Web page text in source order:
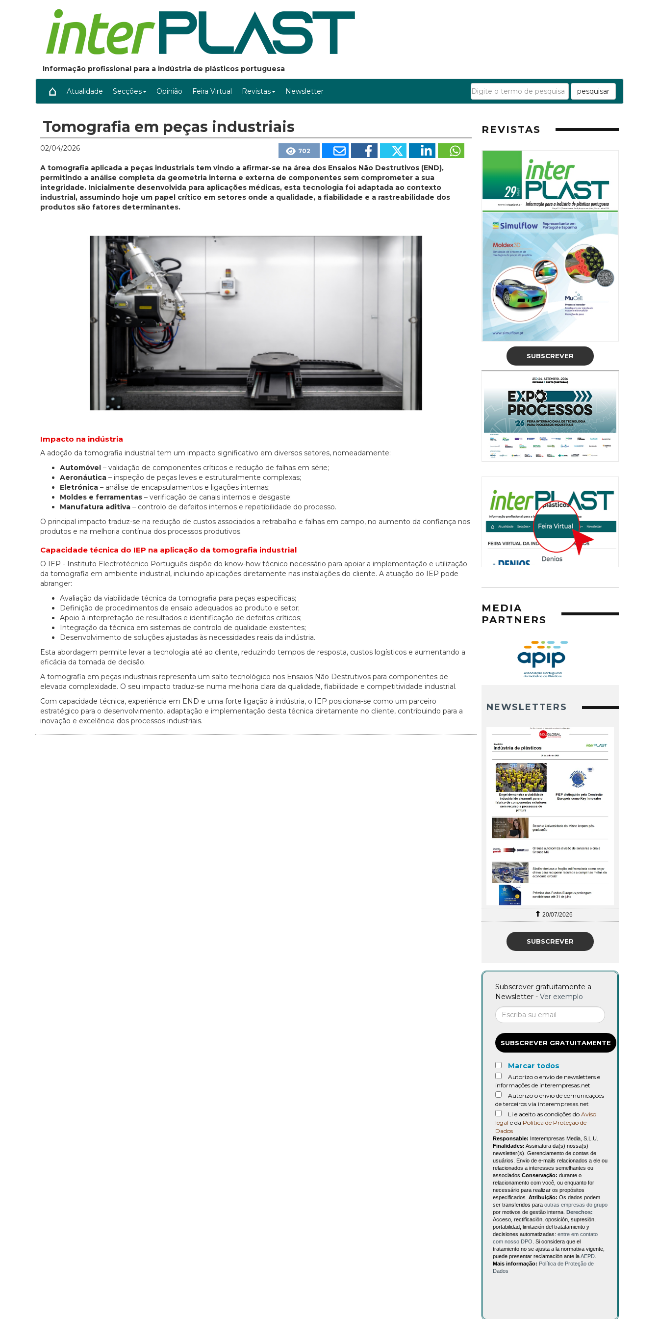
Informação profissional para a indústria de plásticos portuguesa
Atualidade Secções Opinião Feira Virtual Revistas Newsletter pesquisar
Tomografia em peças industriais
02/04/2026 702
A tomografia aplicada a peças industriais tem vindo a afirmar-se na área dos Ensaios Não Destrutivos (END),
permitindo a análise completa da geometria interna e externa de componentes sem comprometer a sua
integridade. Inicialmente desenvolvida para aplicações médicas, esta tecnologia foi adaptada ao contexto
industrial, assumindo hoje um papel crítico em setores onde a qualidade, a fiabilidade e a rastreabilidade dos
produtos são fatores determinantes.
Impacto na indústria
A adoção da tomografia industrial tem um impacto significativo em diversos setores, nomeadamente:
Automóvel – validação de componentes críticos e redução de falhas em série;
Aeronáutica – inspeção de peças leves e estruturalmente complexas;
Eletrónica – análise de encapsulamentos e ligações internas;
Moldes e ferramentas – verificação de canais internos e desgaste;
Manufatura aditiva – controlo de defeitos internos e repetibilidade do processo.
O principal impacto traduz-se na redução de custos associados a retrabalho e falhas em campo, no aumento da confiança nos
produtos e na melhoria contínua dos processos produtivos.
Capacidade técnica do IEP na aplicação da tomografia industrial
O IEP - Instituto Electrotécnico Português dispõe do know-how técnico necessário para apoiar a implementação e utilização
da tomografia em ambiente industrial, incluindo aplicações diretamente nas instalações do cliente. A atuação do IEP pode
abranger:
Avaliação da viabilidade técnica da tomografia para peças específicas;
Definição de procedimentos de ensaio adequados ao produto e setor;
Apoio à interpretação de resultados e identificação de defeitos críticos;
Integração da técnica em sistemas de controlo de qualidade existentes;
Desenvolvimento de soluções ajustadas às necessidades reais da indústria.
Esta abordagem permite levar a tecnologia até ao cliente, reduzindo tempos de resposta, custos logísticos e aumentando a
eficácia da tomada de decisão.
A tomografia em peças industriais representa um salto tecnológico nos Ensaios Não Destrutivos para componentes de
elevada complexidade. O seu impacto traduz-se numa melhoria clara da qualidade, fiabilidade e competitividade industrial.
Com capacidade técnica, experiência em END e uma forte ligação à indústria, o IEP posiciona-se como um parceiro
estratégico para o desenvolvimento, adaptação e implementação desta técnica diretamente no cliente, contribuindo para a
inovação e excelência dos processos industriais.
REVISTAS
SUBSCREVER
MEDIA
PARTNERS
NEWSLETTERS
20/07/2026
SUBSCREVER
Subscrever gratuitamente a
Newsletter - Ver exemplo
SUBSCREVER GRATUITAMENTE
Marcar todos
Autorizo o envio de newsletters e
informações de interempresas.net
Autorizo o envio de comunicações
de terceiros via interempresas.net
Li e aceito as condições do Aviso
legal e da Política de Proteção de
Dados
Responsable: Interempresas Media, S.L.U.
Finalidades: Assinatura da(s) nossa(s)
newsletter(s). Gerenciamento de contas de
usuários. Envio de e-mails relacionados a ele ou
relacionados a interesses semelhantes ou
associados. Conservação: durante o
relacionamento com você, ou enquanto for
necessário para realizar os propósitos
especificados. Atribuição: Os dados podem
ser transferidos para outras empresas do grupo
por motivos de gestão interna. Derechos:
Acceso, rectificación, oposición, supresión,
portabilidad, limitación del tratatamiento y
decisiones automatizadas: entre em contato
com nosso DPO . Si considera que el
tratamiento no se ajusta a la normativa vigente,
puede presentar reclamación ante laAEPD
Mais informação: Política de Proteção de
Dados